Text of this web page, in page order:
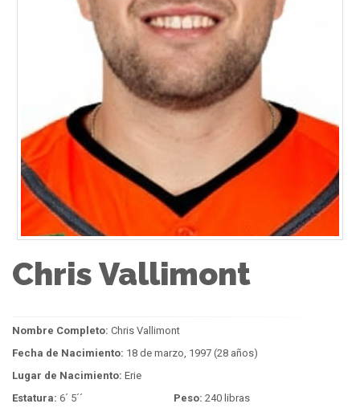
Chris Vallimont
Nombre Completo: Chris Vallimont
Fecha de Nacimiento: 18 de marzo, 1997 (28 años)
Lugar de Nacimiento: Erie
Estatura: 6´ 5´´ Peso: 240 libras